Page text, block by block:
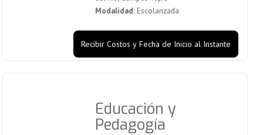
Modalidad:Escolarizada
Recibir Costos y Fecha de Inicio al Instante
Educación y
Pedagogía